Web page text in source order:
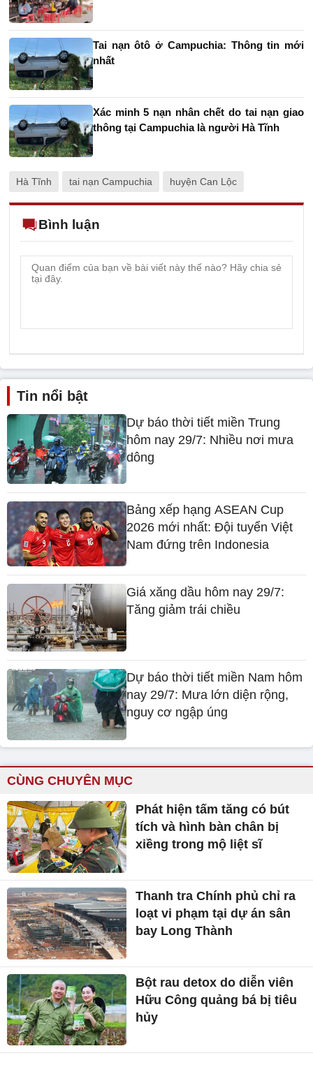
Tai nạn ôtô ở Campuchia: Thông tin mới
nhất
Xác minh 5 nạn nhân chết do tai nạn giao
thông tại Campuchia là người Hà Tĩnh
Hà Tĩnh tai nạn Campuchia huyện Can Lộc
Bình luận
Tin nổi bật
Dự báo thời tiết miền Trung
hôm nay 29/7: Nhiều nơi mưa
dông
Bảng xếp hạng ASEAN Cup
2026 mới nhất: Đội tuyển Việt
Nam đứng trên Indonesia
Giá xăng dầu hôm nay 29/7:
Tăng giảm trái chiều
Dự báo thời tiết miền Nam hôm
nay 29/7: Mưa lớn diện rộng,
nguy cơ ngập úng
CÙNG CHUYÊN MỤC
Phát hiện tấm tăng có bút
tích và hình bàn chân bị
xiềng trong mộ liệt sĩ
Thanh tra Chính phủ chỉ ra
loạt vi phạm tại dự án sân
bay Long Thành
Bột rau detox do diễn viên
Hữu Công quảng bá bị tiêu
hủy